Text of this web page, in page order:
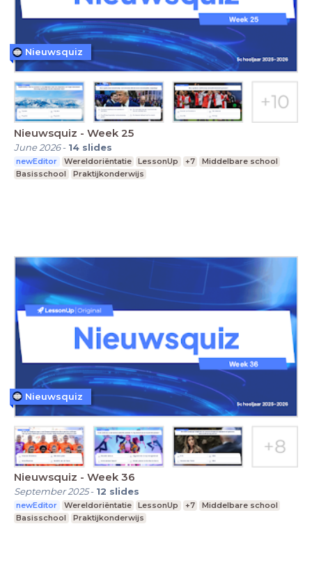
Nieuwsquiz - Week 25
June 2026- 14 slides
newEditor Wereldoriëntatie LessonUp +7
Middelbare school
Basisschool
Praktijkonderwijs
Nieuwsquiz
Nieuwsquiz - Week 36
September 2025- 12 slides
newEditor Wereldoriëntatie LessonUp +7
Middelbare school
Basisschool
Praktijkonderwijs
Nieuwsquiz